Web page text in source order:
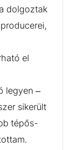
dolgoztak
el
legyen –
sikerült
tépős-